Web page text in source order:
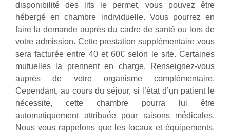
disponibilité des lits le permet, vous pouvez être
hébergé en chambre individuelle. Vous pourrez en
faire la demande auprès du cadre de santé ou lors de
votre admission. Cette prestation supplémentaire vous
sera facturée entre 40 et 60€ selon le site. Certaines
mutuelles la prennent en charge. Renseignez-vous
auprès de votre organisme complémentaire.
Cependant, au cours du séjour, si l’état d’un patient le
nécessite, cette chambre pourra lui être
automatiquement attribuée pour raisons médicales.
Nous vous rappelons que les locaux et équipements,